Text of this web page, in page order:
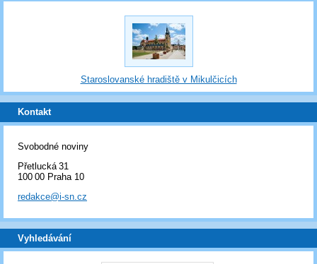
Staroslovanské hradiště v Mikulčicích
Kontakt
Svobodné noviny
Přetlucká 31
100 00 Praha 10
redakce@i-sn.cz
Vyhledávání